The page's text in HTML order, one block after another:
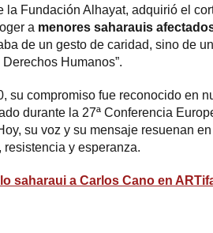
la Fundación Alhayat, adquirió el
a menores saharauis
de un gesto de caridad, sino de
Humanos”.
su compromiso fue reconocido en
durante la 27ª Conferencia
su voz y su mensaje resuenan
y esperanza.
saharaui a Carlos Cano en